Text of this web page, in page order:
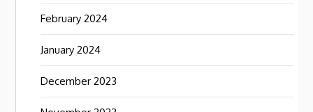
February 2024
January 2024
December 2023